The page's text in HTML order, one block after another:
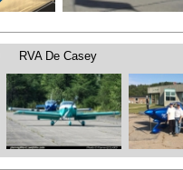
RVA De Casey